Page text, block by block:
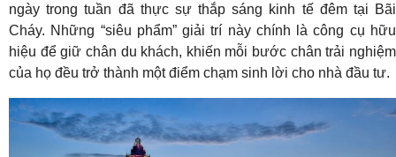
ngày trong tuần đã thực sự thắp sáng kinh tế đêm tại Bãi
Cháy. Những “siêu phẩm” giải trí này chính là công cụ hữu
hiệu để giữ chân du khách, khiến mỗi bước chân trải nghiệm
của họ đều trở thành một điểm chạm sinh lời cho nhà đầu tư.